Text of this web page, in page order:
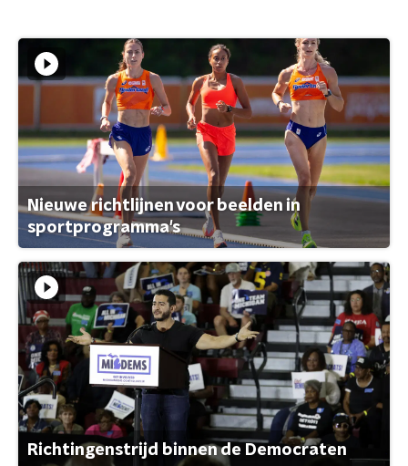
Nieuwe richtlijnen voor beelden in
sportprogramma's
Richtingenstrijd binnen de Democraten